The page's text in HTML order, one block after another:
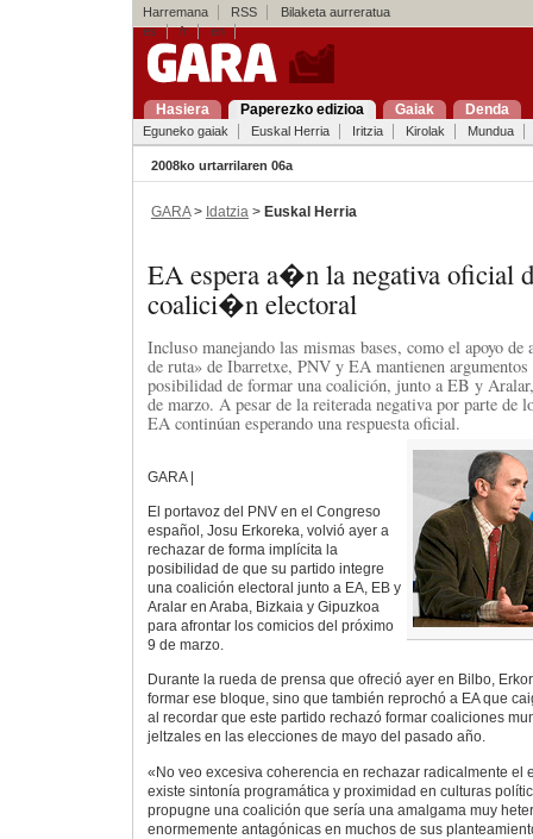
Harremana RSS
Bilaketa aurreratua
es
fr en
Hasiera Paperezko edizioa Gaiak Denda
Eguneko gaiak Euskal Herria Iritzia Kirolak Mundua
2008ko urtarrilaren 06a
GARA> Idatzia > Euskal Herria
EA espera a�n la negativa oficial
coalici�n electoral
Incluso manejando las mismas bases, como el apoyo de
de ruta» de Ibarretxe, PNV y EA mantienen
posibilidad de formar una coalición, junto a EB y
de marzo. A pesar de la reiterada negativa por parte de
EA continúan esperando una respuesta oficial.
GARA |
El portavoz del PNV en el Congreso
español, Josu Erkoreka, volvió ayer a
rechazar de forma implícita la
posibilidad de que su partido integre
una coalición electoral junto a EA, EB y
Aralar en Araba, Bizkaia y Gipuzkoa
para afrontar los comicios del próximo
9 de marzo.
Durante la rueda de prensa que ofreció ayer en Bilbo,
formar ese bloque, sino que también reprochó a EA que
al recordar que este partido rechazó formar coaliciones
jeltzales en las elecciones de mayo del pasado año.
«No veo excesiva coherencia en rechazar radicalmente el
existe sintonía programática y proximidad en culturas
propugne una coalición que sería una amalgama muy
enormemente antagónicas en muchos de sus